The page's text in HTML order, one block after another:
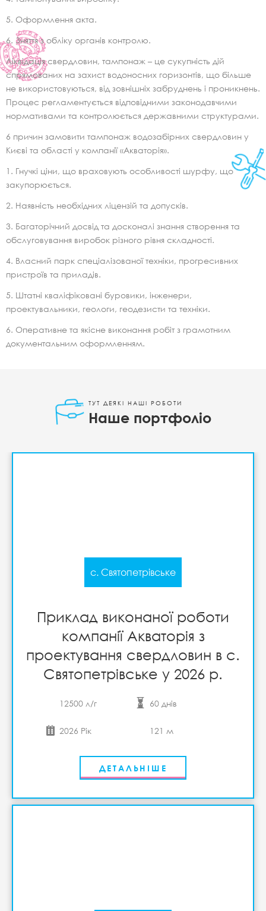
Оформлення акта.
Зняття з обліку органів контролю.
Ліквідація свердловин, тампонаж – це сукупність дій
спрямованих на захист водоносних горизонтів, що більше
не використовуються, від зовнішніх забруднень і проникнень.
Процес регламентується відповідними законодавчими
нормативами та контролюється державними структурами.
6 причин замовити тампонаж водозабірних свердловин у
Києві та області у компанії «Акваторія».
Гнучкі ціни, що враховують особливості шурфу, що
закупорюється.
Наявність необхідних ліцензій та допусків.
Багаторічний досвід та досконалі знання створення та
обслуговування виробок різного рівня складності.
Власний парк спеціалізованої техніки, прогресивних
пристроїв та приладів.
Штатні кваліфіковані буровики, інженери,
проектувальники, геологи, геодезисти та техніки.
Оперативне та якісне виконання робіт з грамотним
документальним оформленням.
ТУТ ДЕЯКІ НАШІ РОБОТИ
Наше портфоліо
с. Святопетрівське
Приклад виконаної роботи
компанії Акваторія з
проектування свердловин в с.
Святопетрівське у 2026 р.
12500 л/г 60 днів
2026 Рік 121 м
ДЕТАЛЬНІШЕ